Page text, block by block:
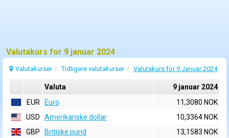
Valutakurs for 9 januar 2024
Valutakurser Tidligere valutakurser Valutakurs for 9 Januar 2024
Valuta
9 januar 2024
EUR
Euro
11,3080 NOK
USD
Amerikanske dollar
10,3364 NOK
GBP
Britiske pund
13,1583 NOK